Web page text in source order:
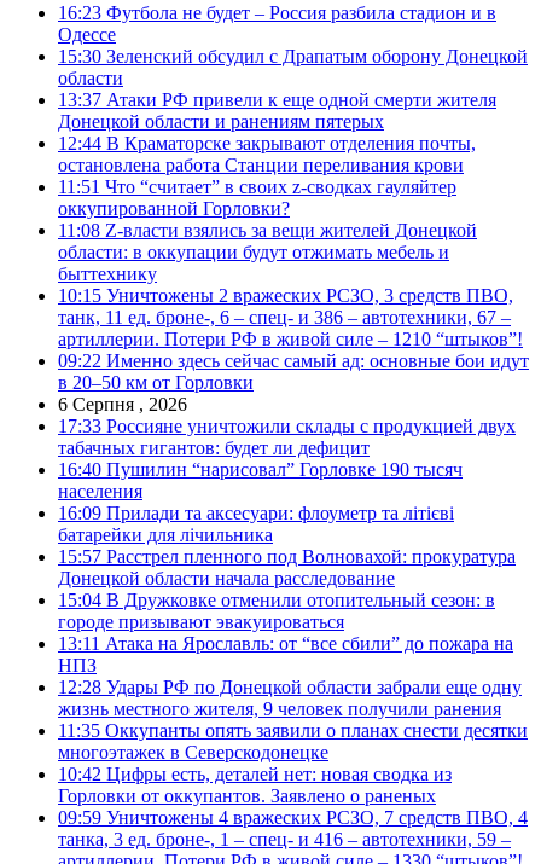
16:23 Футбола не будет – Россия разбила стадион и в
Одессе
15:30 Зеленский обсудил с Драпатым оборону Донецкой
области
13:37 Атаки РФ привели к еще одной смерти жителя
Донецкой области и ранениям пятерых
12:44 В Краматорске закрывают отделения почты,
остановлена работа Станции переливания крови
11:51 Что “считает” в своих z-сводках гауляйтер
оккупированной Горловки?
11:08 Z-власти взялись за вещи жителей Донецкой
области: в оккупации будут отжимать мебель и
быттехнику
10:15 Уничтожены 2 вражеских РСЗО, 3 средств ПВО,
танк, 11 ед. броне-, 6 – спец- и 386 – автотехники, 67 –
артиллерии. Потери РФ в живой силе – 1210 “штыков”!
09:22 Именно здесь сейчас самый ад: основные бои идут
в 20–50 км от Горловки
6 Серпня , 2026
17:33 Россияне уничтожили склады с продукцией двух
табачных гигантов: будет ли дефицит
16:40 Пушилин “нарисовал” Горловке 190 тысяч
населения
16:09 Прилади та аксесуари: флоуметр та літієві
батарейки для лічильника
15:57 Расстрел пленного под Волновахой: прокуратура
Донецкой области начала расследование
15:04 В Дружковке отменили отопительный сезон: в
городе призывают эвакуироваться
13:11 Атака на Ярославль: от “все сбили” до пожара на
НПЗ
12:28 Удары РФ по Донецкой области забрали еще одну
жизнь местного жителя, 9 человек получили ранения
11:35 Оккупанты опять заявили о планах снести десятки
многоэтажек в Северскодонецке
10:42 Цифры есть, деталей нет: новая сводка из
Горловки от оккупантов. Заявлено о раненых
09:59 Уничтожены 4 вражеских РСЗО, 7 средств ПВО, 4
танка, 3 ед. броне-, 1 – спец- и 416 – автотехники, 59 –